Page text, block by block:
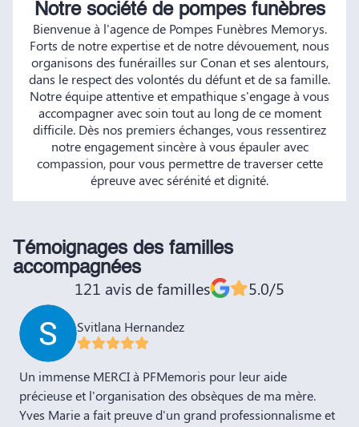
Notre société de pompes funèbres
Bienvenue à l'agence de Pompes Funèbres Memorys.
Forts de notre expertise et de notre dévouement, nous
organisons des funérailles sur Conan et ses alentours,
dans le respect des volontés du défunt et de sa famille.
Notre équipe attentive et empathique s'engage à vous
accompagner avec soin tout au long de ce moment
difficile. Dès nos premiers échanges, vous ressentirez
notre engagement sincère à vous épauler avec
compassion, pour vous permettre de traverser cette
épreuve avec sérénité et dignité.
Témoignages des familles
accompagnées
121 avis de familles 5.0/5
Svitlana Hernandez
Un immense MERCI à PFMemoris pour leur aide
précieuse et l'organisation des obsèques de ma mère.
Yves Marie a fait preuve d'un grand professionnalisme et